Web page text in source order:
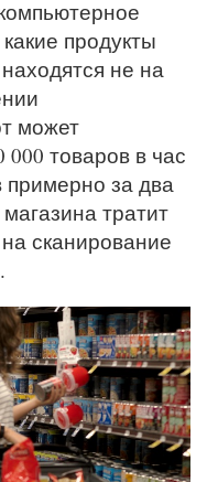
продукты
не на
может
000 товаров в час
примерно за два
тратит
сканирование